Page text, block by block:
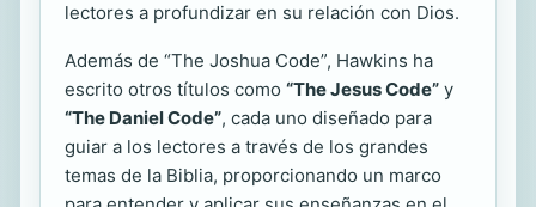
lectores a profundizar en su relación con Dios.
Además de “The Joshua Code”, Hawkins ha
escrito otros títulos como “The Jesus Code” y
“The Daniel Code”, cada uno diseñado para
guiar a los lectores a través de los grandes
temas de la Biblia, proporcionando un marco